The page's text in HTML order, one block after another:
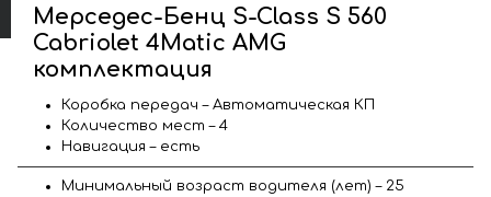
Мерседес-Бенц S-Class S 560
Cabriolet 4Matic AMG
комплектация
Коробка передач – Автоматическая КП
Количество мест – 4
Навигация – есть
Минимальный возраст водителя (лет) – 25